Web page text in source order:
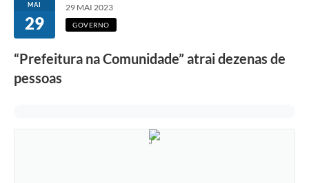
MAI
29
29 MAI 2023
GOVERNO
“Prefeitura na Comunidade” atrai dezenas de
pessoas